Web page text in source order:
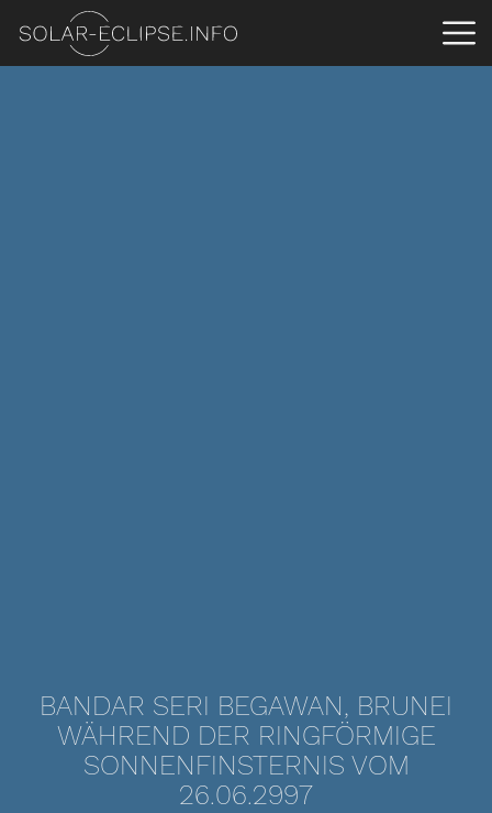
BANDAR SERI BEGAWAN, BRUNEI
WÄHREND DER RINGFÖRMIGE
SONNENFINSTERNIS VOM
26.06.2997